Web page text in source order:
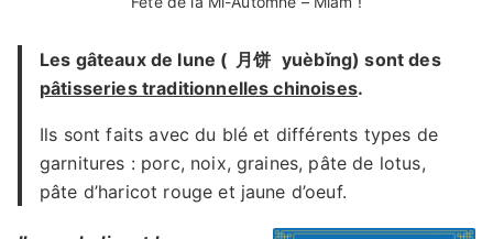
Les gâteaux de lune ( 月饼 yuèbǐng) sont des
pâtisseries traditionnelles chinoises.
Ils sont faits avec du blé et différents types de
garnitures : porc, noix, graines, pâte de lotus,
pâte d’haricot rouge et jaune d’oeuf.